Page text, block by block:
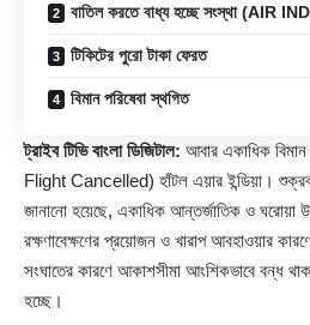
বাতিল করতে বাধ্য হচ্ছে সংস্থা
টিকিটের পুরো টাকা ফেরত
বিমান পরিষেবা স্থগিত
ট্রাইব টিভি বাংলা ডিজিটাল: আবার একাধিক বিমান
Flight Cancelled) হাঁটল এয়ার ইন্ডিয়া।
জানানো হয়েছে, একাধিক আন্তর্জাতিক ও ঘরোয়া
রক্ষণাবেক্ষণের প্রয়োজন ও খারাপ আবহাওয়ার
সংঘাতের কারণে আকাশসীমা আংশিকভাবে বন্ধ
হচ্ছে।